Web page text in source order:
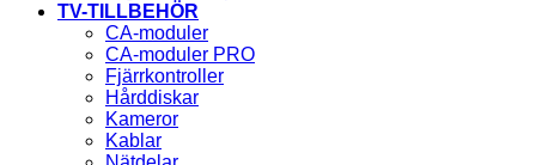
TV-TILLBEHÖR
CA-moduler
CA-moduler PRO
Fjärrkontroller
Hårddiskar
Kameror
Kablar